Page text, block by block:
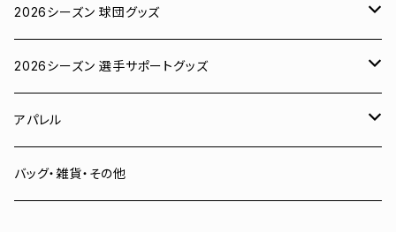
2026シーズン 球団グッズ
ユニフォーム
Tシャツ
スウェット
2026シーズン 選手サポートグッズ
# 00 蓮
# 0 岡田竜汰
アパレル
スウェット・パーカー
バッグ・雑貨・その他